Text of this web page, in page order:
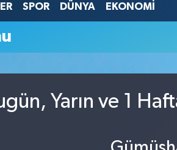
SPOR DÜNYA EKONOMİ
Yarın ve 1